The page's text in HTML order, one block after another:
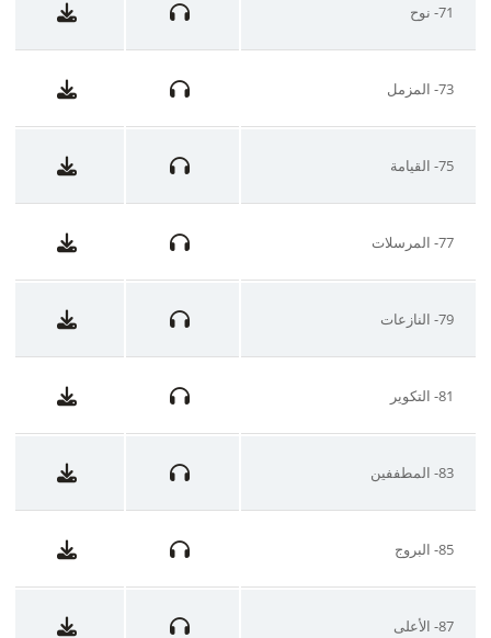
71- نوح
73- المزمل
75- القيامة
77- المرسلات
79- النازعات
81- التكوير
83- المطففين
85- البروج
87- الأعلى